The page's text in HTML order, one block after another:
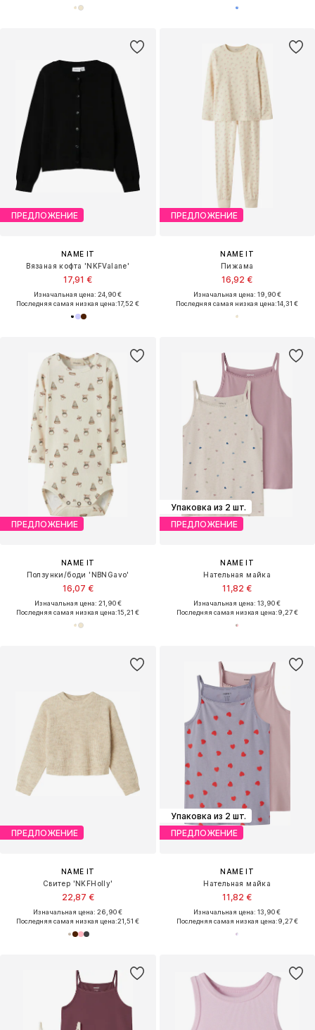
ПРЕДЛОЖЕНИЕ
NAME IT
Вязаная кофта 'NKFValane'
17,91 €
Изначальная цена: 24,90 €
Последняя самая низкая цена:17,52 €
ПРЕДЛОЖЕНИЕ
NAME IT
Пижама
16,92 €
Изначальная цена: 19,90 €
Последняя самая низкая цена:14,31 €
ПРЕДЛОЖЕНИЕ
NAME IT
Ползунки/боди 'NBNGavo'
16,07 €
Изначальная цена: 21,90 €
Последняя самая низкая цена:15,21 €
Упаковка из 2 шт.
ПРЕДЛОЖЕНИЕ
NAME IT
Нательная майка
11,82 €
Изначальная цена: 13,90 €
Последняя самая низкая цена:9,27 €
ПРЕДЛОЖЕНИЕ
NAME IT
Свитер 'NKFHolly'
22,87 €
Изначальная цена: 26,90 €
Последняя самая низкая цена:21,51 €
Упаковка из 2 шт.
ПРЕДЛОЖЕНИЕ
NAME IT
Нательная майка
11,82 €
Изначальная цена: 13,90 €
Последняя самая низкая цена:9,27 €